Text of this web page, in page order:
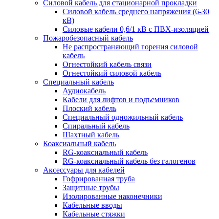
Силовой кабель для стационарной прокладки
Силовой кабель среднего напряжения (6-30
кВ)
Силовые кабели 0,6/1 кВ с ПВХ-изоляцией
Пожаробезопасный кабель
Не распространяющий горения силовой
кабель
Огнестойкий кабель связи
Огнестойкий силовой кабель
Специальный кабель
Аудиокабель
Кабели для лифтов и подъемников
Плоский кабель
Специальный одножильный кабель
Спиральный кабель
Шахтный кабель
Коаксиальный кабель
RG-коаксиальный кабель
RG-коаксиальный кабель без галогенов
Аксессуары для кабелей
Гофрированная труба
Защитные трубы
Изолированные наконечники
Кабельные вводы
Кабельные стяжки